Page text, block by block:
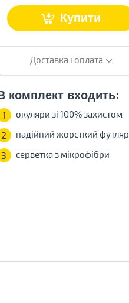
Купити
Доставка і оплата
комплект входить:
1 окуляри зі 100% захистом
2 надійний жорсткий футляр
3 серветка з мікрофібри